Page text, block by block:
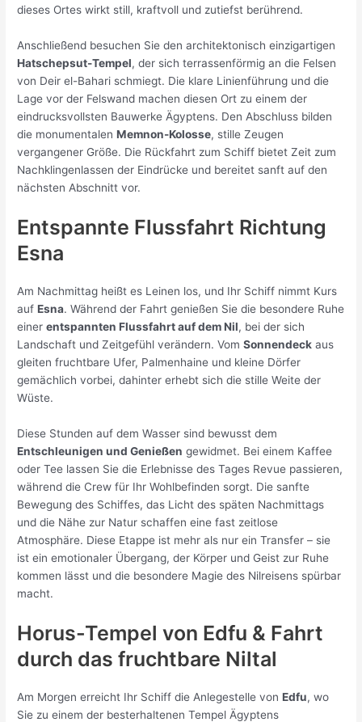
dieses Ortes wirkt still, kraftvoll und zutiefst berührend.
Anschließend besuchen Sie den architektonisch einzigartigen
Hatschepsut-Tempel, der sich terrassenförmig an die Felsen
von Deir el-Bahari schmiegt. Die klare Linienführung und die
Lage vor der Felswand machen diesen Ort zu einem der
eindrucksvollsten Bauwerke Ägyptens. Den Abschluss bilden
die monumentalenMemnon-Kolosse, stille Zeugen
vergangener Größe. Die Rückfahrt zum Schiff bietet Zeit zum
Nachklingenlassen der Eindrücke und bereitet sanft auf den
nächsten Abschnitt vor.
Entspannte Flussfahrt Richtung
Esna
Am Nachmittag heißt es Leinen los, und Ihr Schiff nimmt Kurs
aufEsna. Während der Fahrt genießen Sie die besondere Ruhe
einerentspannten Flussfahrt auf dem Nil, bei der sich
Landschaft und Zeitgefühl verändern. VomSonnendeck aus
gleiten fruchtbare Ufer, Palmenhaine und kleine Dörfer
gemächlich vorbei, dahinter erhebt sich die stille Weite der
Wüste.
Diese Stunden auf dem Wasser sind bewusst dem
Entschleunigen und Genießen gewidmet. Bei einem Kaffee
oder Tee lassen Sie die Erlebnisse des Tages Revue passieren,
während die Crew für Ihr Wohlbefinden sorgt. Die sanfte
Bewegung des Schiffes, das Licht des späten Nachmittags
und die Nähe zur Natur schaffen eine fast zeitlose
Atmosphäre. Diese Etappe ist mehr als nur ein Transfer – sie
ist ein emotionaler Übergang, der Körper und Geist zur Ruhe
kommen lässt und die besondere Magie des Nilreisens spürbar
macht.
Horus-Tempel von Edfu & Fahrt
durch das fruchtbare Niltal
Am Morgen erreicht Ihr Schiff die Anlegestelle vonEdfu, wo
Sie zu einem der besterhaltenen Tempel Ägyptens